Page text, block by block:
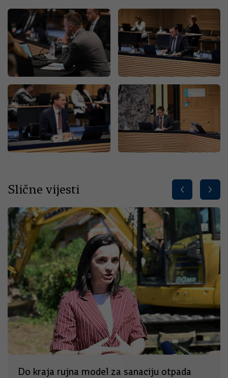
Slične vijesti
Do kraja rujna model za sanaciju otpada